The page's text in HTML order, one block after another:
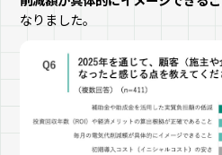
なりました。